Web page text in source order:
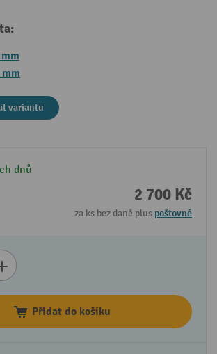
mm
variantu
dnů
2 700 Kč
za ks bez daně plus poštovné
Přidat do košíku